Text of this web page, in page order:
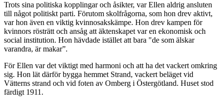
Trots sina politiska kopplingar och åsikter, var Ellen aldrig ansluten
till något politiskt parti. Förutom skolfrågorna, som hon drev aktivt,
var hon även en viktig kvinnosakskämpe. Hon drev kampen för
kvinnors rösträtt och ansåg att äktenskapet var en ekonomisk och
social institution. Hon hävdade istället att bara "de som älskar
varandra, är makar”.
För Ellen var det viktigt med harmoni och att ha det vackert omkring
sig. Hon lät därför bygga hemmet Strand, vackert beläget vid
Vätterns strand och vid foten av Omberg i Östergötland. Huset stod
färdigt 1911.